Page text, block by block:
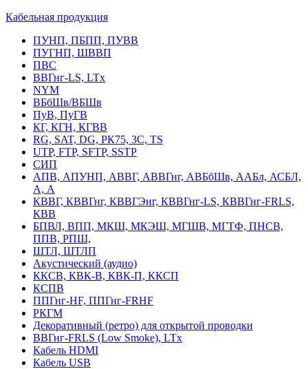
Кабельная продукция
ПУНП, ПБПП, ПУВВ
ПУГНП, ШВВП
ПВС
ВВГнг-LS, LTx
NYM
ВБбШв/ВБШв
ПуВ, ПуГВ
КГ, КГН, КГВВ
RG, SAT, DG, РК75, 3С, TS
UTP, FTP, SFTP, SSTP
СИП
АПВ, АПУНП, АВВГ, АВВГнг, АВБбШв, ААБл, АСБЛ,
А, А
КВВГ, КВВГнг, КВВГЭнг, КВВГнг-LS, КВВГнг-FRLS,
КВВ
БПВЛ, ВПП, МКШ, МКЭШ, МГШВ, МГТФ, ПНСВ,
ППВ, РПШ,
ШТЛ, ШТЛП
Акустический (аудио)
ККСВ, КВК-В, КВК-П, ККСП
КСПВ
ППГнг-HF, ППГнг-FRHF
РКГМ
Декоративный (ретро) для открытой проводки
ВВГнг-FRLS (Low Smoke), LTx
Кабель HDMI
Кабель USB